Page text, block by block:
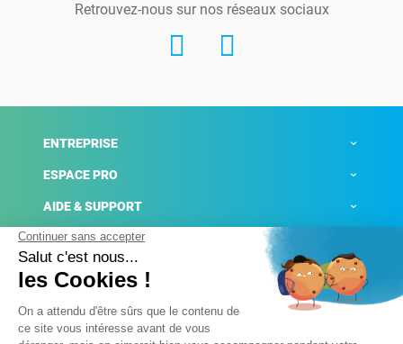
Retrouvez-nous sur nos réseaux sociaux
ENTREPRISE
ESPACE PRO
AIDE & SUPPORT
ACTUALITÉS
Mentions légales